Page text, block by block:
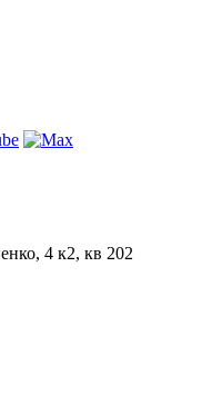
4 к2, кв 202